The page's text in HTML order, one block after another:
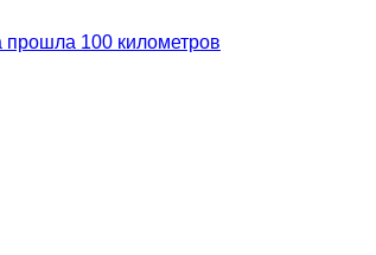
прошла 100 километров